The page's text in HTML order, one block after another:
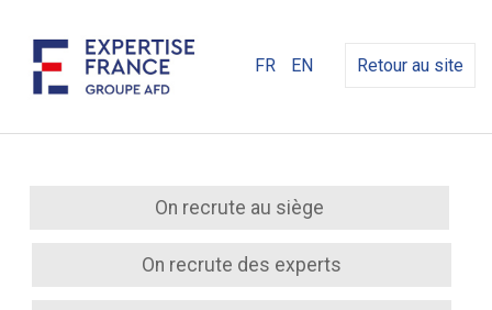
FR EN Retour au site
On recrute au siège
On recrute des experts